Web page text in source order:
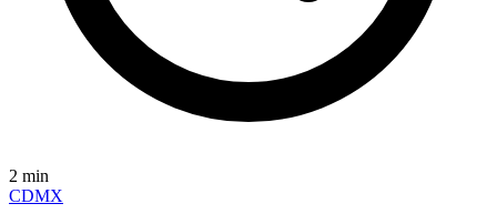
2 min
CDMX